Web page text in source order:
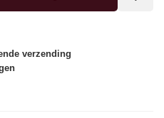
verzending